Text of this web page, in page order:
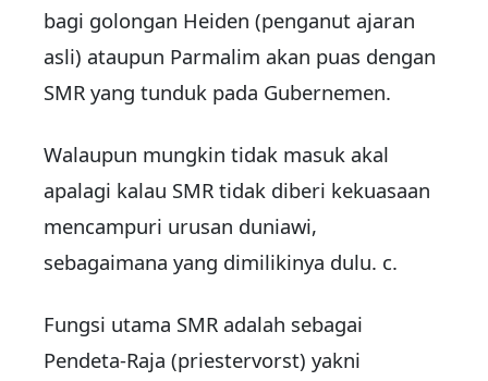
bagi golongan Heiden (penganut ajaran
asli) ataupun Parmalim akan puas dengan
SMR yang tunduk pada Gubernemen.
Walaupun mungkin tidak masuk akal
apalagi kalau SMR tidak diberi kekuasaan
mencampuri urusan duniawi,
sebagaimana yang dimilikinya dulu. c.
Fungsi utama SMR adalah sebagai
Pendeta-Raja (priestervorst) yakni